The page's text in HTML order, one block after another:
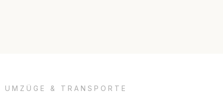
UMZÜGE & TRANSPORTE